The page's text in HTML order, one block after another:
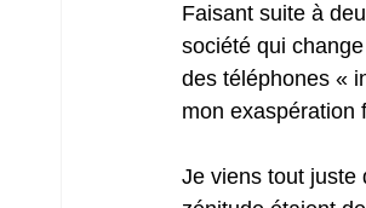
Faisant suite à
société qui
des téléphones «
mon exaspération
Je viens tout juste